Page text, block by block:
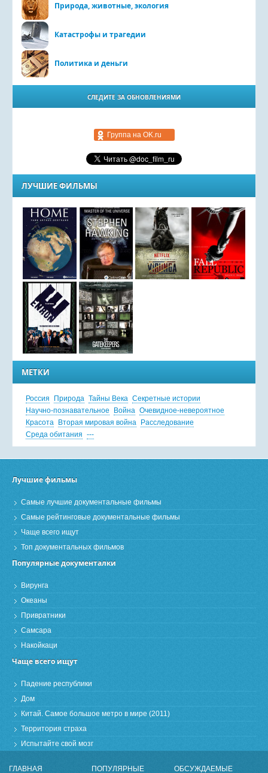
Природа, животные, экология
Катастрофы и трагедии
Политика и деньги
СЛЕДИТЕ ЗА ОБНОВЛЕНИЯМИ
Группа на OK.ru
ЛУЧШИЕ ФИЛЬМЫ
МЕТКИ
Россия Природа Тайны Века Секретные истории
Научно-познавательное
Война Очевидное-невероятное
Красота
Вторая мировая война
Расследование
Среда обитания ---
Лучшие фильмы
Самые лучшие документальные фильмы
Самые рейтинговые документальные фильмы
Чаще всего ищут
Топ документальных фильмов
Популярные документалки
Вирунга
Океаны
Привратники
Самсара
Накойкаци
Чаще всего ищут
Падение республики
Дом
Китай. Самое большое метро в мире (2011)
Территория страха
Испытайте свой мозг
ГЛАВНАЯ ПОПУЛЯРНЫЕ ОБСУЖДАЕМЫЕ